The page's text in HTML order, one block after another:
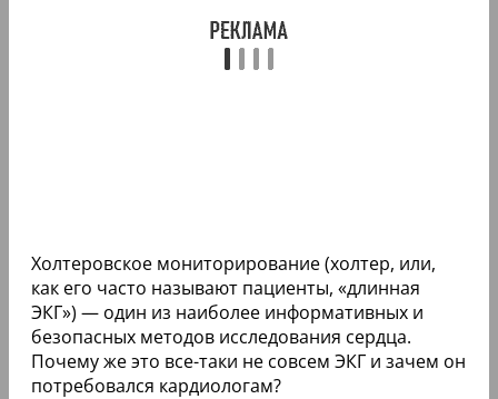
Холтеровское мониторирование (холтер, или,
как его часто называют пациенты, «длинная
ЭКГ») — один из наиболее информативных и
безопасных методов исследования сердца.
Почему же это все-таки не совсем ЭКГ и зачем он
потребовался кардиологам?